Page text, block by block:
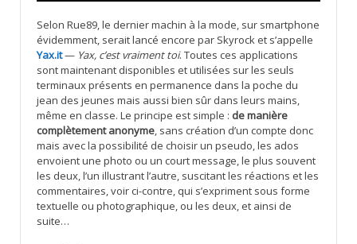
Selon Rue89, le dernier machin à la mode, sur smartphone
évidemment, serait lancé encore par Skyrock et s’appelle
Yax.it— Yax, c’est vraiment toi. Toutes ces applications
sont maintenant disponibles et utilisées sur les seuls
terminaux présents en permanence dans la poche du
jean des jeunes mais aussi bien sûr dans leurs mains,
même en classe. Le principe est simple : de manière
complètement anonyme , sans création d’un compte donc
mais avec la possibilité de choisir un pseudo, les ados
envoient une photo ou un court message, le plus souvent
les deux, l’un illustrant l’autre, suscitant les réactions et les
commentaires, voir ci-contre, qui s’expriment sous forme
textuelle ou photographique, ou les deux, et ainsi de
suite…